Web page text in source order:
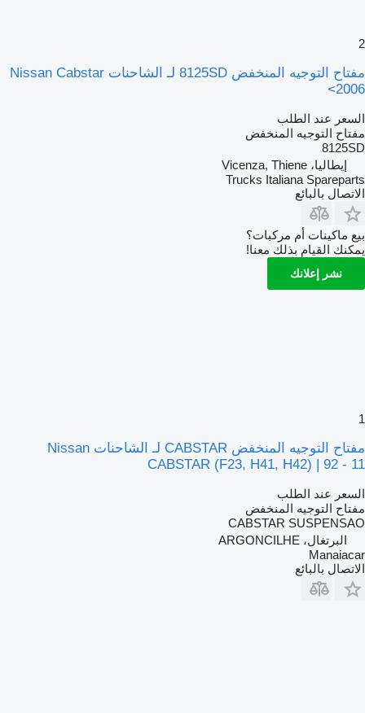
2
مفتاح التوجيه المنخفض 8125SD لـ الشاحنات Nissan Cabstar
2006>
السعر عند الطلب
مفتاح التوجيه المنخفض
8125SD
إيطاليا، Vicenza, Thiene
Trucks Italiana Spareparts
الاتصال بالبائع
بيع ماكينات أم مركبات؟
يمكنك القيام بذلك معنا!
نشر إعلانك
1
مفتاح التوجيه المنخفض CABSTAR لـ الشاحنات Nissan
CABSTAR (F23, H41, H42) | 92 - 11
السعر عند الطلب
مفتاح التوجيه المنخفض
CABSTAR SUSPENSAO
البرتغال، ARGONCILHE
Manaiacar
الاتصال بالبائع